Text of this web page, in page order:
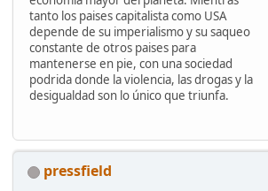
tanto los paises capitalista como USA
depende de su imperialismo y su saqueo
constante de otros paises para
mantenerse en pie, con una sociedad
podrida donde la violencia, las drogas y la
desigualdad son lo único que triunfa.
pressfield